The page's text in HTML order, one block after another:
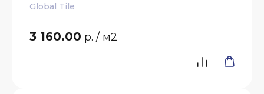
Global Tile
3 160.00 р. / м2